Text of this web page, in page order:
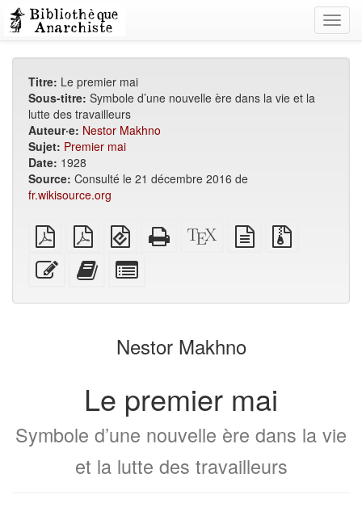
Titre: Le premier mai
Sous-titre: Symbole d’une nouvelle ère dans la vie et la
lutte des travailleurs
Auteur·e: Nestor Makhno
Sujet: Premier mai
Date: 1928
Source: Consulté le 21 décembre 2016 de
fr.wikisource.org
PDF
brut
PDF
A4
imposé
EPUB
(pour
appareils
mobiles)
HTML
autonome
Source
XeLaTeX
texte
source
Modifier
ce
Ajouter
ce
au
livres
parties
le
générateur
Nestor Makhno
Le premier mai
Symbole d’une nouvelle ère dans la vie
et la lutte des travailleurs